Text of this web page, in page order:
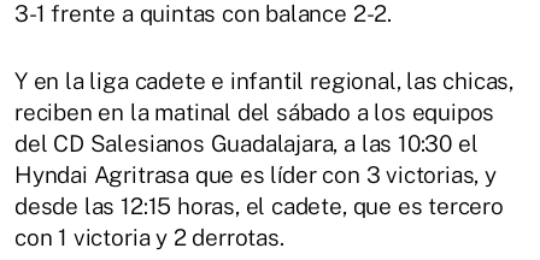
3-1 frente a quintas con balance 2-2.
Y en la liga cadete e infantil regional, las chicas,
reciben en la matinal del sábado a los equipos
del CD Salesianos Guadalajara, a las 10:30 el
Hyndai Agritrasa que es líder con 3 victorias, y
desde las 12:15 horas, el cadete, que es tercero
con 1 victoria y 2 derrotas.